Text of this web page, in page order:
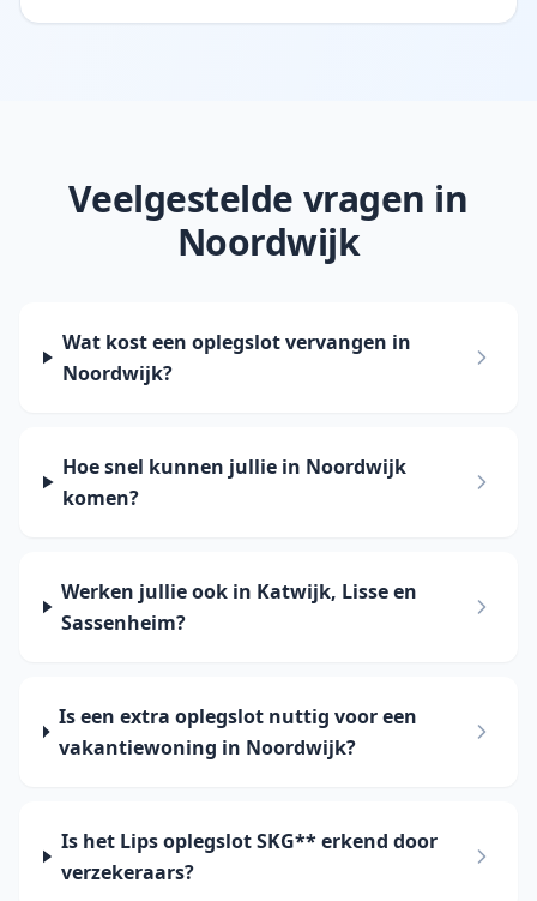
Veelgestelde vragen in
Noordwijk
Wat kost een oplegslot vervangen in
Noordwijk?
Hoe snel kunnen jullie in Noordwijk
komen?
Werken jullie ook in Katwijk, Lisse en
Sassenheim?
Is een extra oplegslot nuttig voor een
vakantiewoning in Noordwijk?
Is het Lips oplegslot SKG** erkend door
verzekeraars?